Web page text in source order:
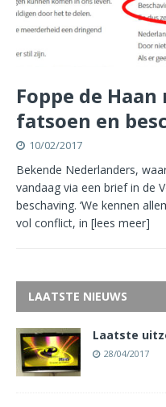
Foppe de
fatsoen en
10/02/2017
Bekende Nederlanders,
vandaag via een brief in de
beschaving. ‘We kennen
vol conflict, in [lees meer]
LAATSTE NIEUWS
Laatste
28/04/2017